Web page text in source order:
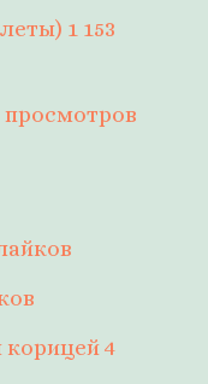
1 153
просмотров
4